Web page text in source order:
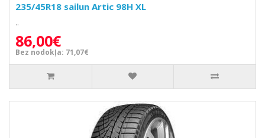
235/45R18 sailun Artic 98H XL
..
86,00€
Bez nodokļa: 71,07€